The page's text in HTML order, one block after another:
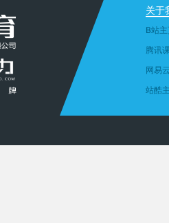
关于
B站
腾讯
网易
站酷